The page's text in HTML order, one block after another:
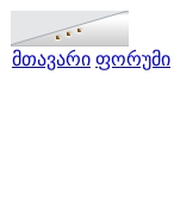
მთავარი ფორუმი